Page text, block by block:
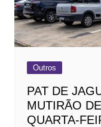
Outros
PAT DE
MUTIRÃO
QUARTA-